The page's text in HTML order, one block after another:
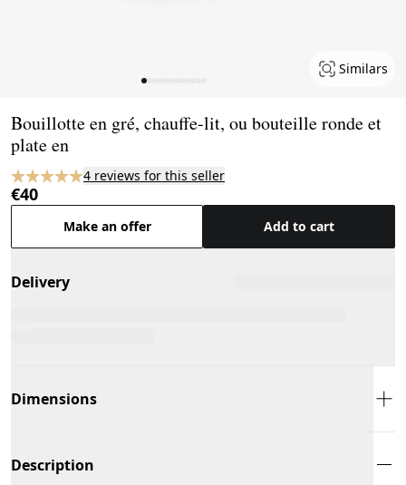
Similars
Bouillotte en gré, chauffe-lit, ou bouteille ronde et
plate en
4 reviews for this seller
€40
Make an offer Add to cart
Delivery
Dimensions
Description